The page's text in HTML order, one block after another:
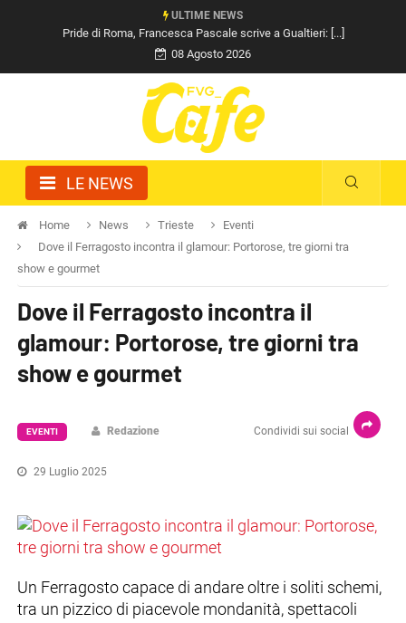
ULTIME NEWS
Pride di Roma, Francesca Pascale scrive a Gualtieri: [...]
08 Agosto 2026
LE NEWS
Home News Trieste
Eventi
Dove il Ferragosto incontra il glamour: Portorose, tre giorni tra
show e gourmet
Dove il Ferragosto incontra il
glamour: Portorose, tre giorni tra
show e gourmet
Condividi sui social
EVENTI Redazione
29 Luglio 2025
Un Ferragosto capace di andare oltre i soliti schemi,
tra un pizzico di piacevole mondanità, spettacoli